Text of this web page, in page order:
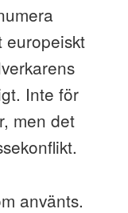
europeiskt
Inte för
men det
använts.